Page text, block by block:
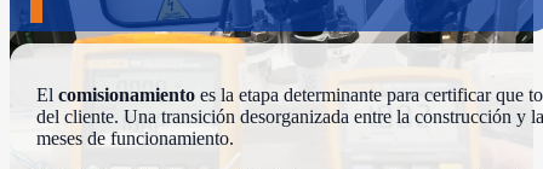
Elcomisionamiento es la etapa determinante para certificar que
del cliente. Una transición desorganizada entre la construcción y
meses de funcionamiento.